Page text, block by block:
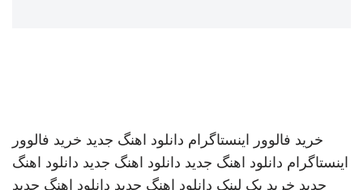
خرید فالوور اینستاگرام دانلود اهنگ جدید خرید فالوور
اینستاگرام دانلود اهنگ جدید دانلود اهنگ جدید دانلود اهنگ
جدید خرید بک لینک دانلود اهنگ جدید دانلود اهنگ جدید